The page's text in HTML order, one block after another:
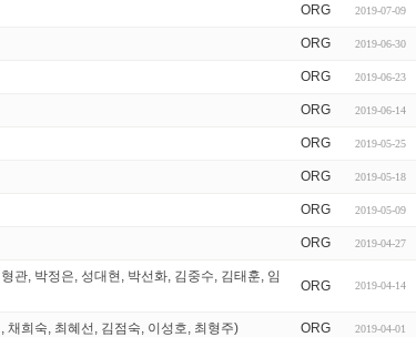
ORG 2019-07-09
ORG 2019-06-30
ORG 2019-06-23
ORG 2019-06-14
ORG 2019-05-25
ORG 2019-05-18
ORG 2019-05-09
ORG 2019-04-27
관, 박정은, 성대현, 박선화, 김중수, 김태훈, 임
ORG 2019-04-14
희숙, 최혜선, 김점숙, 이성호, 최형주) ORG 2019-04-01